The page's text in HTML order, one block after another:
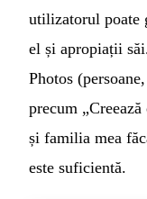
utilizatorul poate
el și apropiații
Photos
precum
și familia mea
este suficientă.